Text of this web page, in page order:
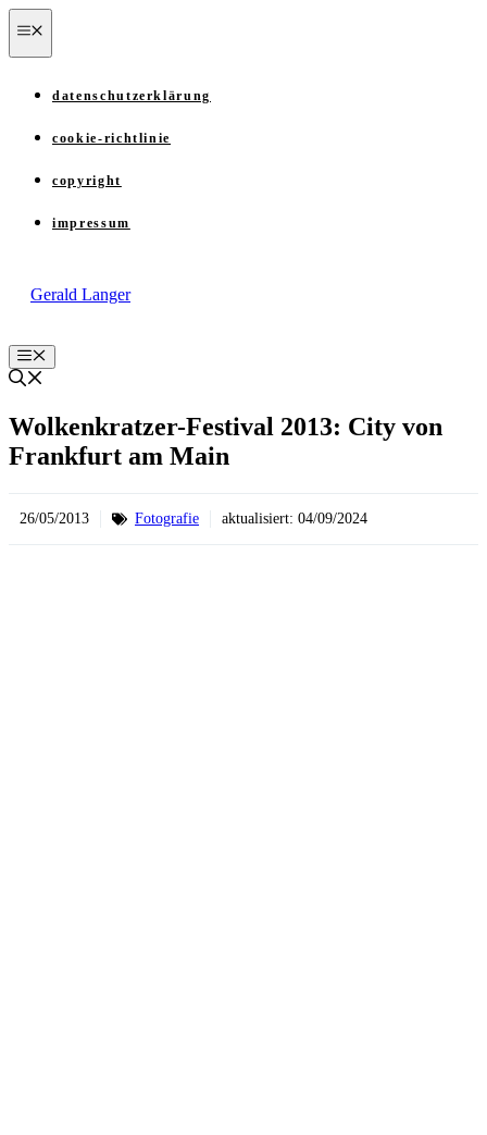
Zum
Inhalt
springen
datenschutzerklärung
cookie-richtlinie
copyright
impressum
Gerald Langer
Menü
Wolkenkratzer-Festival 2013: City von
Frankfurt am Main
26/05/2013 Fotografie aktualisiert: 04/09/2024